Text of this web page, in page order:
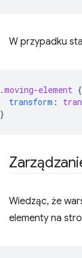
W przypadku
.moving-element {
transform :
}
Wiedząc, że
elementy na